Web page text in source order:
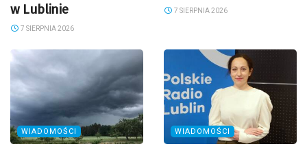
w Lublinie
7 SIERPNIA 2026
7 SIERPNIA 2026
WIADOMOŚCI WIADOMOŚCI